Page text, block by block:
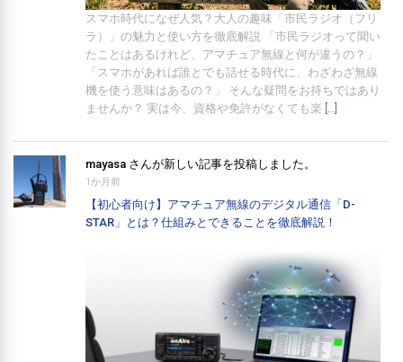
スマホ時代になぜ人気？大人の趣味「市民ラジオ（フリ
ラ）」の魅力と使い方を徹底解説 「市民ラジオって聞い
たことはあるけれど、アマチュア無線と何が違うの？」
「スマホがあれば誰とでも話せる時代に、わざわざ無線
機を使う意味はあるの？」 そんな疑問をお持ちではあり
ませんか？ 実は今、資格や免許がなくても楽 […]
mayasa さんが新しい記事を投稿しました。
1か月前
【初心者向け】アマチュア無線のデジタル通信「D-
STAR」とは？仕組みとできることを徹底解説！